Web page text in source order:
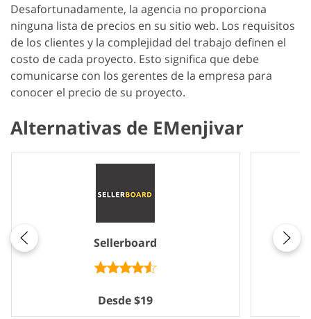
Desafortunadamente, la agencia no proporciona
ninguna lista de precios en su sitio web. Los requisitos
de los clientes y la complejidad del trabajo definen el
costo de cada proyecto. Esto significa que debe
comunicarse con los gerentes de la empresa para
conocer el precio de su proyecto.
Alternativas de EMenjivar
Sellerboard
Desde $19